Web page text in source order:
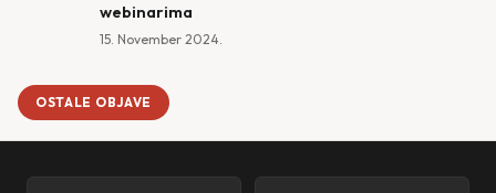
webinarima
15. November 2024.
OSTALE OBJAVE